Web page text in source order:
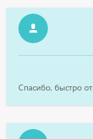
Спасибо, быстро